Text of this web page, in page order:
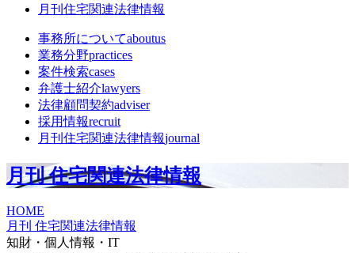
月刊住宅関連法律情報
事務所についてaboutus
業務分野practices
案件検索cases
弁護士紹介lawyers
法律顧問契約adviser
採用情報recruit
月刊住宅関連法律情報journal
月刊 住宅関連法律情報
HOME
月刊 住宅関連法律情報
知財・個人情報・IT